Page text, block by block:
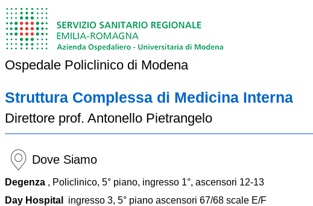
Ospedale Policlinico di Modena
Struttura Complessa di Medicina Interna
Direttore prof. Antonello Pietrangelo
Dove Siamo
Degenza , Policlinico, 5° piano, ingresso 1°, ascensori 12-13
Day Hospital
ingresso 3, 5° piano ascensori 67/68 scale E/F